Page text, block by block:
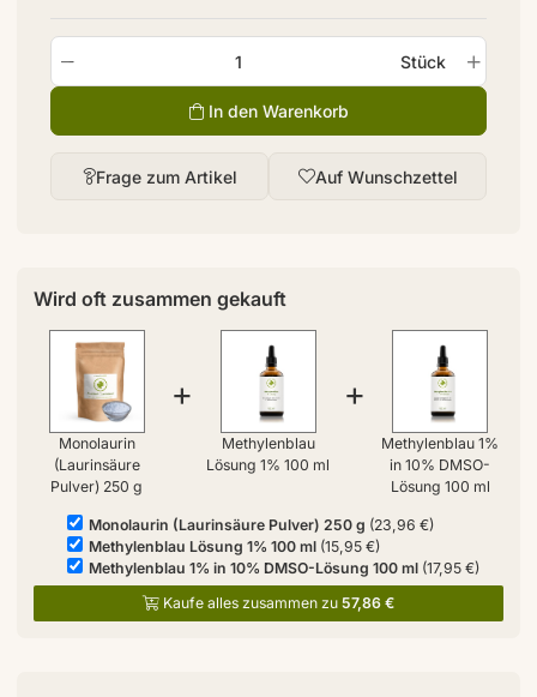
Frage zum Artikel Auf Wunschzettel
Stück
In den Warenkorb
Wird oft zusammen gekauft
Monolaurin
(Laurinsäure
Pulver) 250 g
+
Methylenblau
Lösung 1% 100 ml
+
Methylenblau 1%
in 10% DMSO-
Lösung 100 ml
Monolaurin (Laurinsäure Pulver) 250 g (23,96 €)
Methylenblau Lösung 1% 100 ml(15,95 €)
Methylenblau 1% in 10% DMSO-Lösung 100 ml(17,95 €)
Kaufe alles zusammen zu 57,86 €